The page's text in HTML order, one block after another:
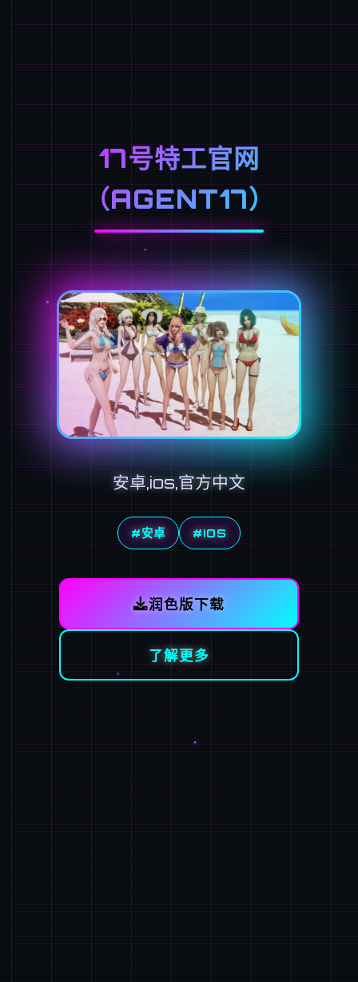
17号特工官网
（AGENT17）
安卓,ios,官方中文
#安卓 #IOS
润色版下载
了解更多